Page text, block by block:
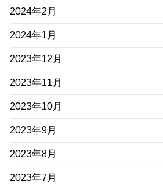
2024年2月
2024年1月
2023年12月
2023年11月
2023年10月
2023年9月
2023年8月
2023年7月